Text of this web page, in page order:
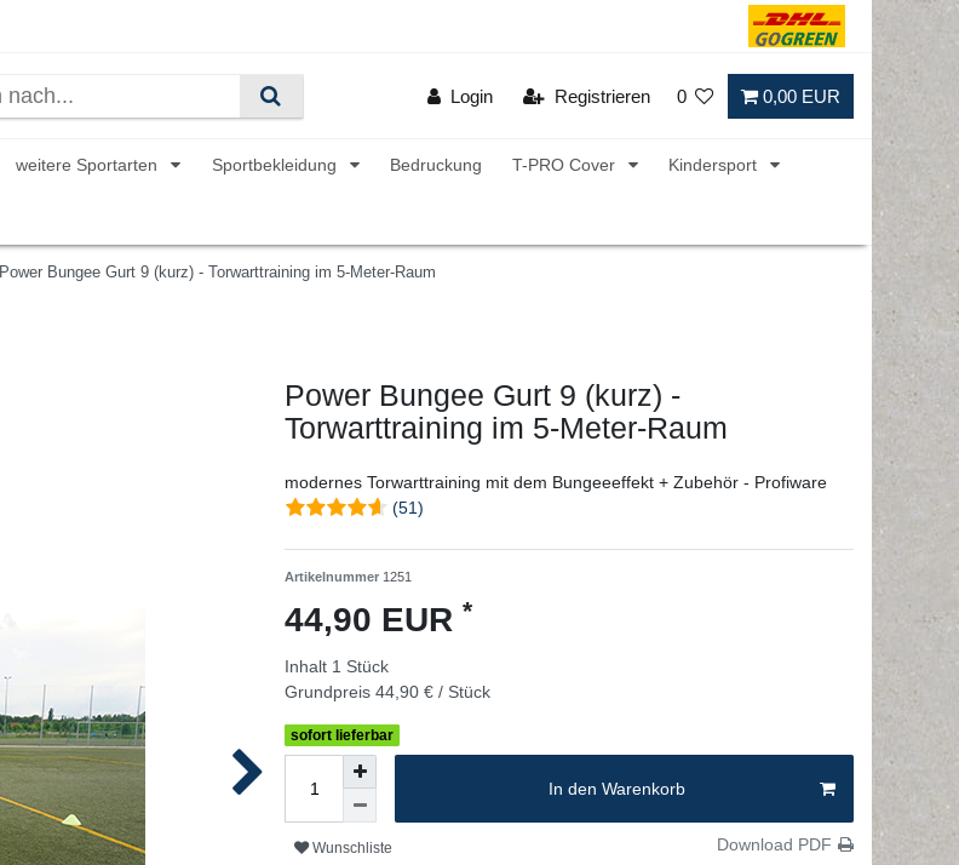
Login Registrieren 0 0,00 EUR
weitere Sportarten Sportbekleidung Bedruckung T-PRO Cover Kindersport
Power Bungee Gurt 9 (kurz) - Torwarttraining im 5-Meter-Raum
Power Bungee Gurt 9 (kurz) -
Torwarttraining im 5-Meter-Raum
modernes Torwarttraining mit dem Bungeeeffekt + Zubehör - Profiware
(51)
Artikelnummer 1251
44,90 EUR *
Inhalt 1 Stück
Grundpreis 44,90 € / Stück
sofort lieferbar
In den Warenkorb
Wunschliste Download PDF